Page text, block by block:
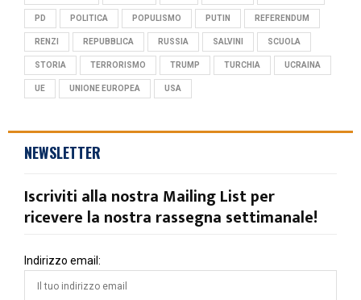
PD POLITICA POPULISMO PUTIN REFERENDUM
RENZI REPUBBLICA RUSSIA SALVINI SCUOLA
STORIA TERRORISMO TRUMP TURCHIA UCRAINA
UE UNIONE EUROPEA USA
NEWSLETTER
Iscriviti alla nostra Mailing List per
ricevere la nostra rassegna settimanale!
Indirizzo email: